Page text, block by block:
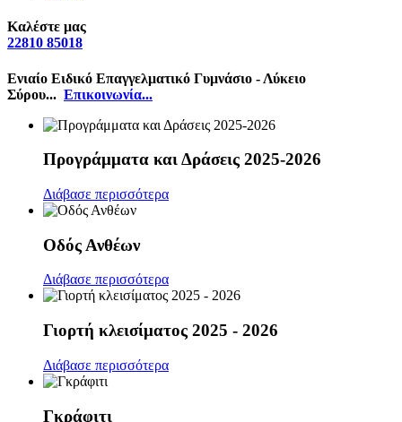
Καλέστε μας
22810 85018
Ενιαίο Ειδικό Επαγγελματικό Γυμνάσιο - Λύκειο
Σύρου... Επικοινωνία...
Προγράμματα και Δράσεις 2025-2026
Διάβασε περισσότερα
Οδός Ανθέων
Διάβασε περισσότερα
Γιορτή κλεισίματος 2025 - 2026
Διάβασε περισσότερα
Γκράφιτι